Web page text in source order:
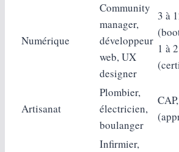
Numérique
Community
manager,
développeur
web, UX
designer
3 à
1 à
Artisanat
Plombier,
électricien,
boulanger
Infirmier,